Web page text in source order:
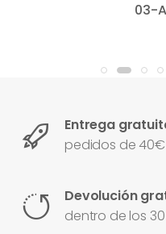
03-
Entrega
pedidos de
Devolución
dentro de los